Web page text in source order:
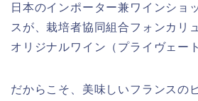
日本のインポーター兼ワインショ
スが、栽培者協同組合フォンカリ
オリジナルワイン（プライヴェー
だからこそ、美味しいフランスの